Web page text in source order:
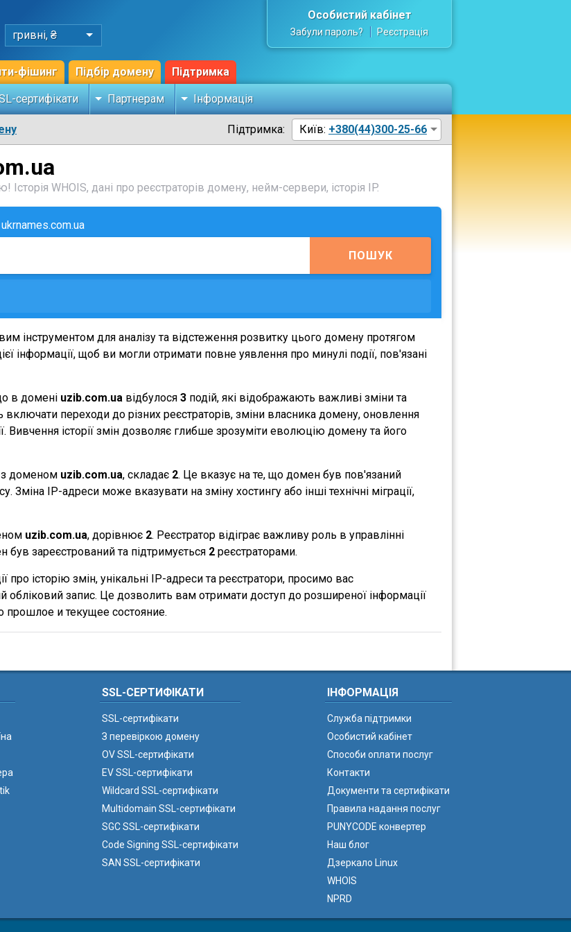
гривні, ₴
фішинг Підбір домену Підтримка
Особистий кабінет
Забули пароль? Реєстрація
сертифікати Партнерам Інформація
Підтримка: Київ: +380(44)300-25-66
WHOIS, дані про реєстраторів домену, нейм-сервери, історія IP.
ПОШУК
інструментом для аналізу та відстеження розвитку цього домену протягом
інформації, щоб ви могли отримати повне уявлення про минулі події, пов'язані
в домені uzib.com.ua відбулося 3 подій, які відображають важливі зміни та
включати переходи до різних реєстраторів, зміни власника домену, оновлення
Вивчення історії змін дозволяє глибше зрозуміти еволюцію домену та його
з доменом uzib.com.ua, складає 2. Це вказує на те, що домен був пов'язаний
Зміна IP-адреси може вказувати на зміну хостингу або інші технічні міграції,
uzib.com.ua, дорівнює 2. Реєстратор відіграє важливу роль в управлінні
зареєстрований та підтримується 2 реєстраторами.
історію змін, унікальні IP-адреси та реєстратори, просимо вас
обліковий запис. Це дозволить вам отримати доступ до розширеної інформації
прошлое и текущее состояние.
SSL-СЕРТИФІКАТИ
SSL-сертифікати
З перевіркою домену
OV SSL-сертифікати
EV SSL-сертифікати
Wildcard SSL-сертифікати
Multidomain SSL-сертифікати
SGC SSL-сертифікати
Code Signing SSL-сертифікати
SAN SSL-сертифікати
ІНФОРМАЦІЯ
Служба підтримки
Особистий кабінет
Способи оплати послуг
Контакти
Документи та сертифікати
Правила надання послуг
PUNYCODE конвертер
Наш блог
Дзеркало Linux
WHOIS
NPRD